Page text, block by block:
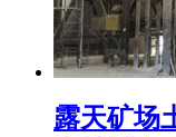
露天矿场